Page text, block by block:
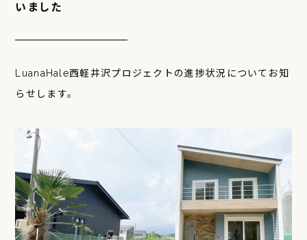
いました
LuanaHale西軽井沢プロジェクトの進捗状況についてお知
らせします。